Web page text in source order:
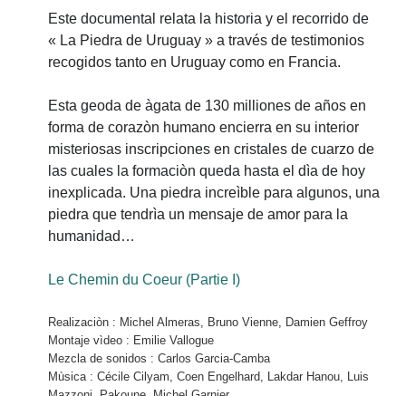
Este documental relata la historia y el recorrido de
« La Piedra de Uruguay » a través de testimonios
recogidos tanto en Uruguay como en Francia.
Esta geoda de àgata de 130 milliones de años en
forma de corazòn humano encierra en su interior
misteriosas inscripciones en cristales de cuarzo de
las cuales la formaciòn queda hasta el dìa de hoy
inexplicada. Una piedra increìble para algunos, una
piedra que tendrìa un mensaje de amor para la
humanidad…
Le Chemin du Coeur (Partie I)
Realizaciòn : Michel Almeras, Bruno Vienne, Damien Geffroy
Montaje vìdeo : Emilie Vallogue
Mezcla de sonidos : Carlos Garcia-Camba
Mùsica : Cécile Cilyam, Coen Engelhard, Lakdar Hanou, Luis